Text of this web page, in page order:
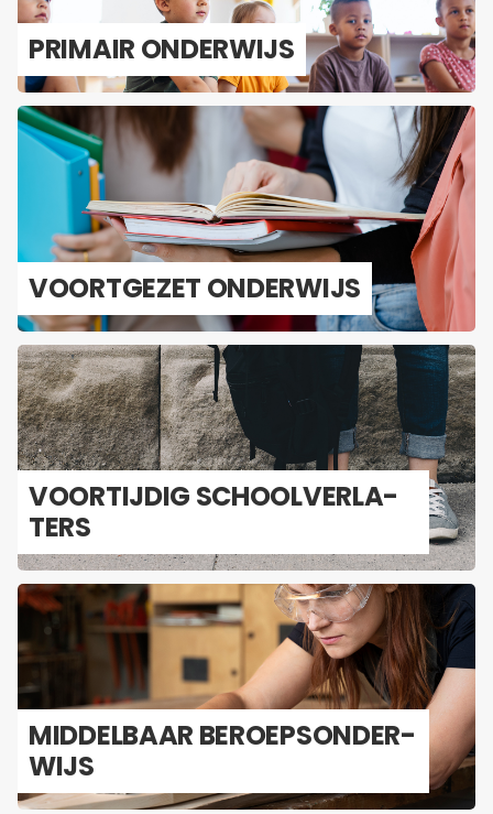
PRI­MAIR ON­DER­WIJS
VOORT­GE­ZET ON­DER­WIJS
VOOR­TIJ­DIG SCHOOL­VER­LA­
TERS
MID­DEL­BAAR BE­ROEPS­ON­DER­
WIJS